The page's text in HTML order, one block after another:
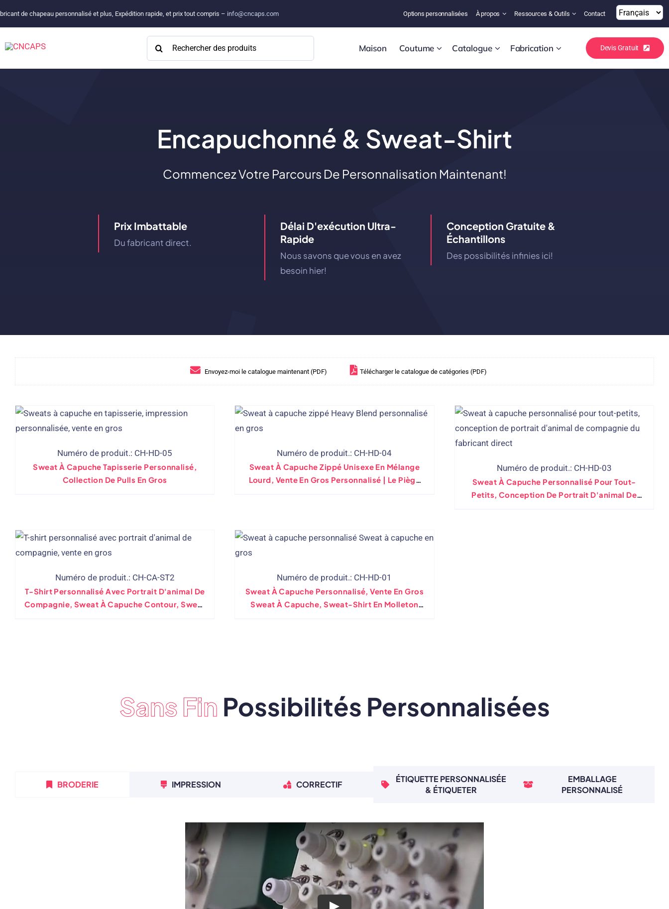
de chapeau personnalisé et plus, Expédition rapide, et prix tout compris – info@cncaps.com Options personnalisées À propos Ressources & Outils Contact
Rechercher: Maison Coutume Catalogue Fabrication Devis Gratuit
Encapuchonné & Sweat-Shirt
Commencez Votre Parcours De Personnalisation Maintenant!
Prix ​​imbattable
Du fabricant direct.
Délai D'exécution Ultra-
Rapide
Nous savons que vous en avez
besoin hier!
Conception Gratuite &
Échantillons
Des possibilités infinies ici!
Envoyez-moi le catalogue maintenant (PDF) Télécharger le catalogue de catégories (PDF)
Numéro de produit.: CH-HD-05
Sweat À Capuche Tapisserie Personnalisé,
Collection De Pulls En Gros
Numéro de produit.: CH-HD-04
Sweat À Capuche Zippé Unisexe En Mélange
Lourd, Vente En Gros Personnalisé | Le Piège
Numéro de produit.: CH-HD-03
Sweat À Capuche Personnalisé Pour Tout-
Petits, Conception De Portrait D'animal De
Numéro de produit.: CH-CA-ST2
T-Shirt Personnalisé Avec Portrait D'animal De
Compagnie, Sweat À Capuche Contour, Sweat
Numéro de produit.: CH-HD-01
Sweat À Capuche Personnalisé, Vente En Gros
Sweat À Capuche, Sweat-Shirt En Molleton
Sans Fin Possibilités Personnalisées
BRODERIE IMPRESSION CORRECTIF
ÉTIQUETTE PERSONNALISÉE
& ÉTIQUETER
EMBALLAGE
PERSONNALISÉ